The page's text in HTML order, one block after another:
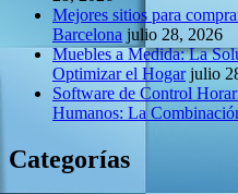
Mejores sitios para
Barcelona julio 28, 2026
Muebles a Medida: La
Optimizar el Hogar julio
Software de Control
Humanos: La
Categorías